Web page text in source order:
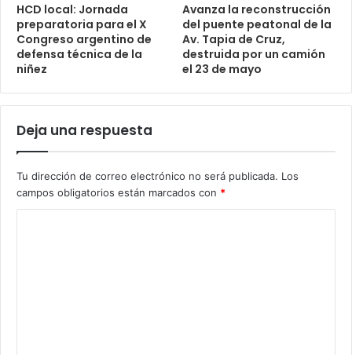
HCD local: Jornada
preparatoria para el X
Congreso argentino de
defensa técnica de la
niñez
Avanza la reconstrucción
del puente peatonal de la
Av. Tapia de Cruz,
destruida por un camión
el 23 de mayo
Deja una respuesta
Tu dirección de correo electrónico no será publicada. Los
campos obligatorios están marcados con *